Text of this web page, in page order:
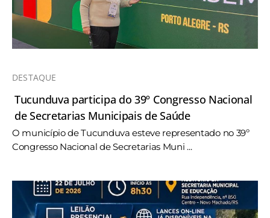
DESTAQUE
Tucunduva participa do 39º Congresso Nacional
de Secretarias Municipais de Saúde
O município de Tucunduva esteve representado no 39º
Congresso Nacional de Secretarias Muni ...